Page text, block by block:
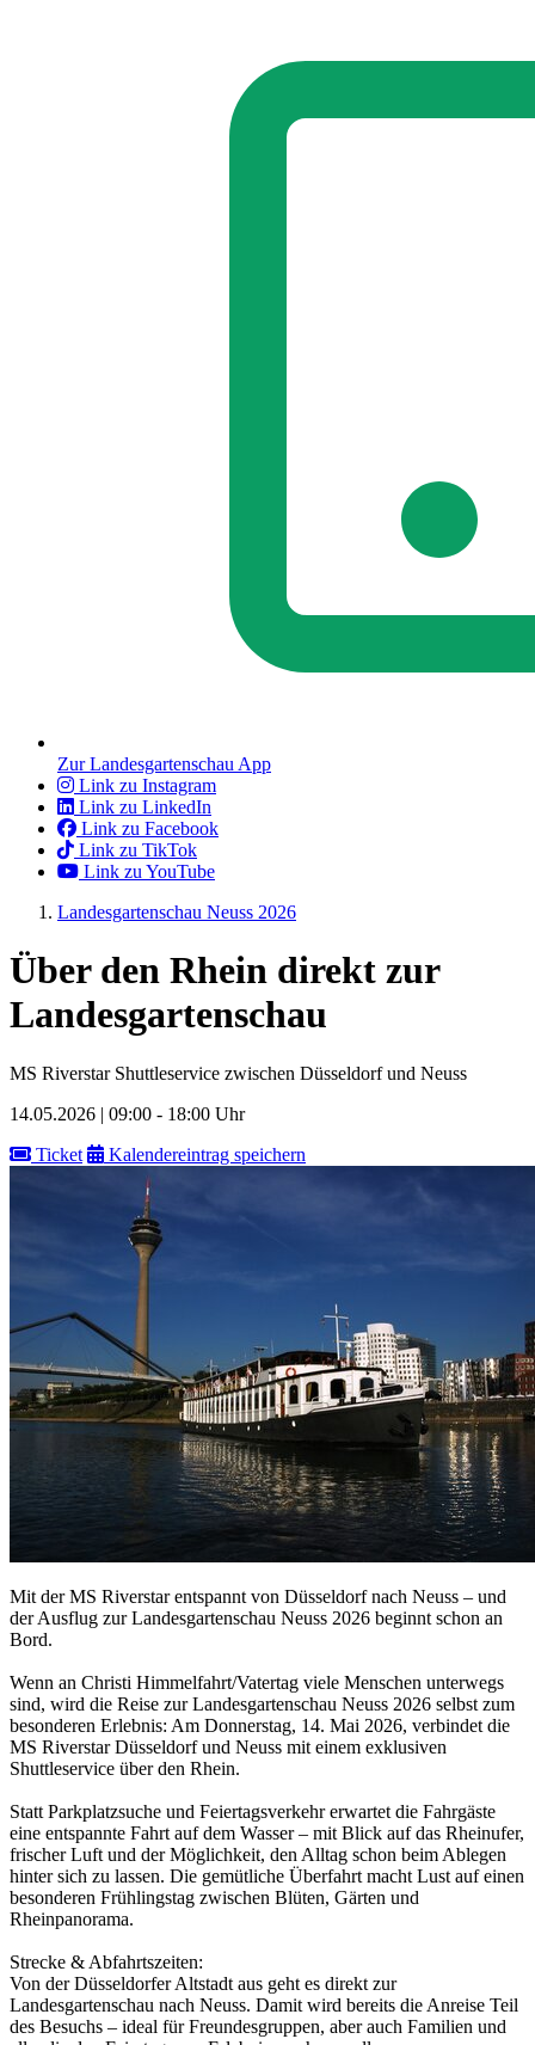
Zur Landesgartenschau App
Link zu Instagram
Link zu LinkedIn
Link zu Facebook
Link zu TikTok
Link zu YouTube
Landesgartenschau Neuss 2026
Über den Rhein direkt zur
Landesgartenschau
MS Riverstar Shuttleservice zwischen Düsseldorf und Neuss
14.05.2026 | 09:00 - 18:00 Uhr
Ticket
Kalendereintrag speichern
Mit der MS Riverstar entspannt von Düsseldorf nach Neuss – und
der Ausflug zur Landesgartenschau Neuss 2026 beginnt schon an
Bord.
Wenn an Christi Himmelfahrt/Vatertag viele Menschen unterwegs
sind, wird die Reise zur Landesgartenschau Neuss 2026 selbst zum
besonderen Erlebnis: Am Donnerstag, 14. Mai 2026, verbindet die
MS Riverstar Düsseldorf und Neuss mit einem exklusiven
Shuttleservice über den Rhein.
Statt Parkplatzsuche und Feiertagsverkehr erwartet die Fahrgäste
eine entspannte Fahrt auf dem Wasser – mit Blick auf das Rheinufer,
frischer Luft und der Möglichkeit, den Alltag schon beim Ablegen
hinter sich zu lassen. Die gemütliche Überfahrt macht Lust auf einen
besonderen Frühlingstag zwischen Blüten, Gärten und
Rheinpanorama.
Strecke & Abfahrtszeiten:
Von der Düsseldorfer Altstadt aus geht es direkt zur
Landesgartenschau nach Neuss. Damit wird bereits die Anreise Teil
des Besuchs – ideal für Freundesgruppen, aber auch Familien und